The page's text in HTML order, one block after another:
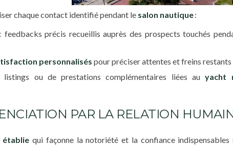
chaque contact identifié pendant le salon nautique:
feedbacks précis recueillis auprès des prospects touchés
personnalisés pour préciser attentes et freins restants
ou de prestations complémentaires liées auyacht
PAR LA RELATION
établie qui façonne la notoriété et la confiance